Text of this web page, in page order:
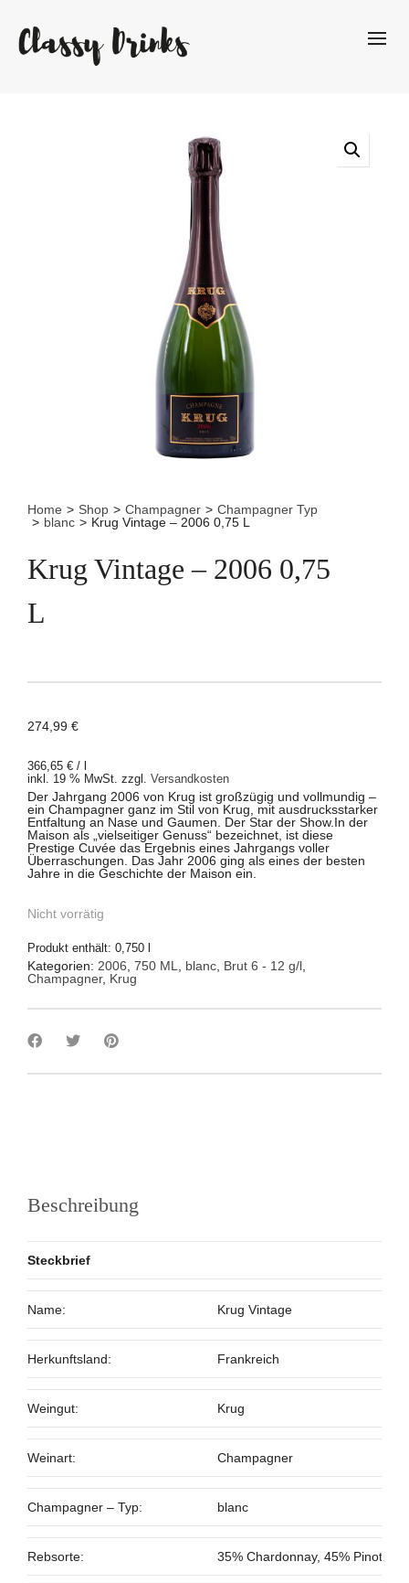
Home > Shop > Champagner > Champagner Typ
> blanc > Krug Vintage – 2006 0,75 L
Krug Vintage – 2006 0,75
L
274,99 €
366,65 € /
inkl. 19 % MwSt. zzgl. Versandkosten
Der Jahrgang 2006 von Krug ist großzügig und vollmundig –
ein Champagner ganz im Stil von Krug, mit ausdrucksstarker
Entfaltung an Nase und Gaumen. Der Star der Show.In der
Maison als „vielseitiger Genuss“ bezeichnet, ist diese
Prestige Cuvée das Ergebnis eines Jahrgangs voller
Überraschungen. Das Jahr 2006 ging als eines der besten
Jahre in die Geschichte der Maison ein.
Nicht vorrätig
Produkt enthält: 0,750
Kategorien: 2006, 750 ML, blanc, Brut 6 - 12 g/l,
Champagner, Krug
Beschreibung
Steckbrief
Name: Krug Vintage
Herkunftsland: Frankreich
Weingut: Krug
Weinart: Champagner
Champagner – Typ: blanc
Rebsorte: 35% Chardonnay, 45% Pinot